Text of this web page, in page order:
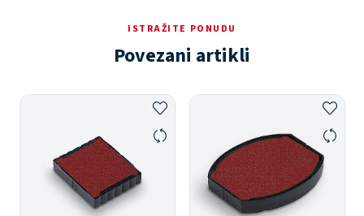
ISTRAŽITE PONUDU
Povezani artikli